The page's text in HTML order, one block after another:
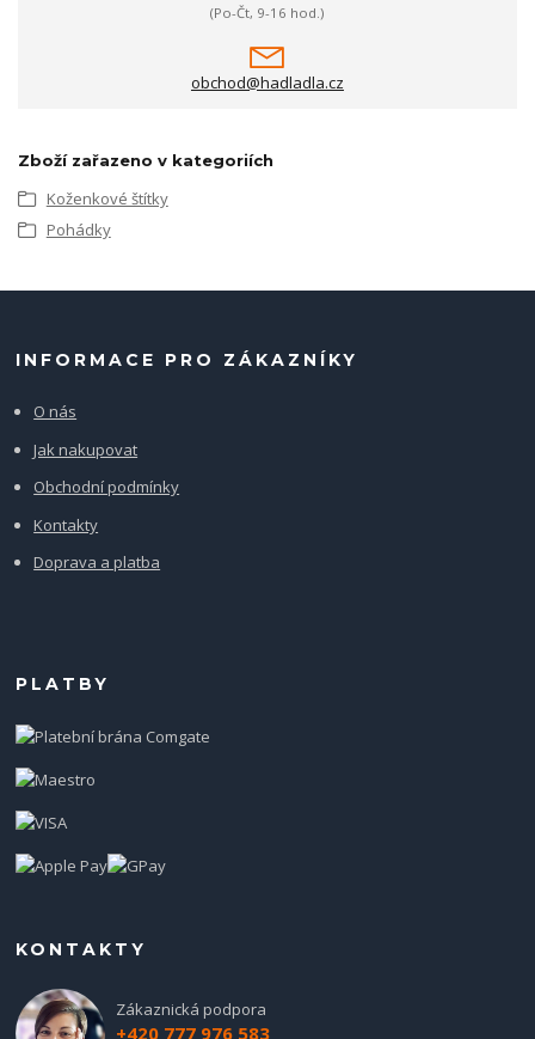
(Po-Čt, 9-16 hod.)
obchod@hadladla.cz
Zboží zařazeno v kategoriích
Koženkové štítky
Pohádky
INFORMACE PRO ZÁKAZNÍKY
O nás
Jak nakupovat
Obchodní podmínky
Kontakty
Doprava a platba
PLATBY
KONTAKTY
Zákaznická podpora
+420 777 976 583